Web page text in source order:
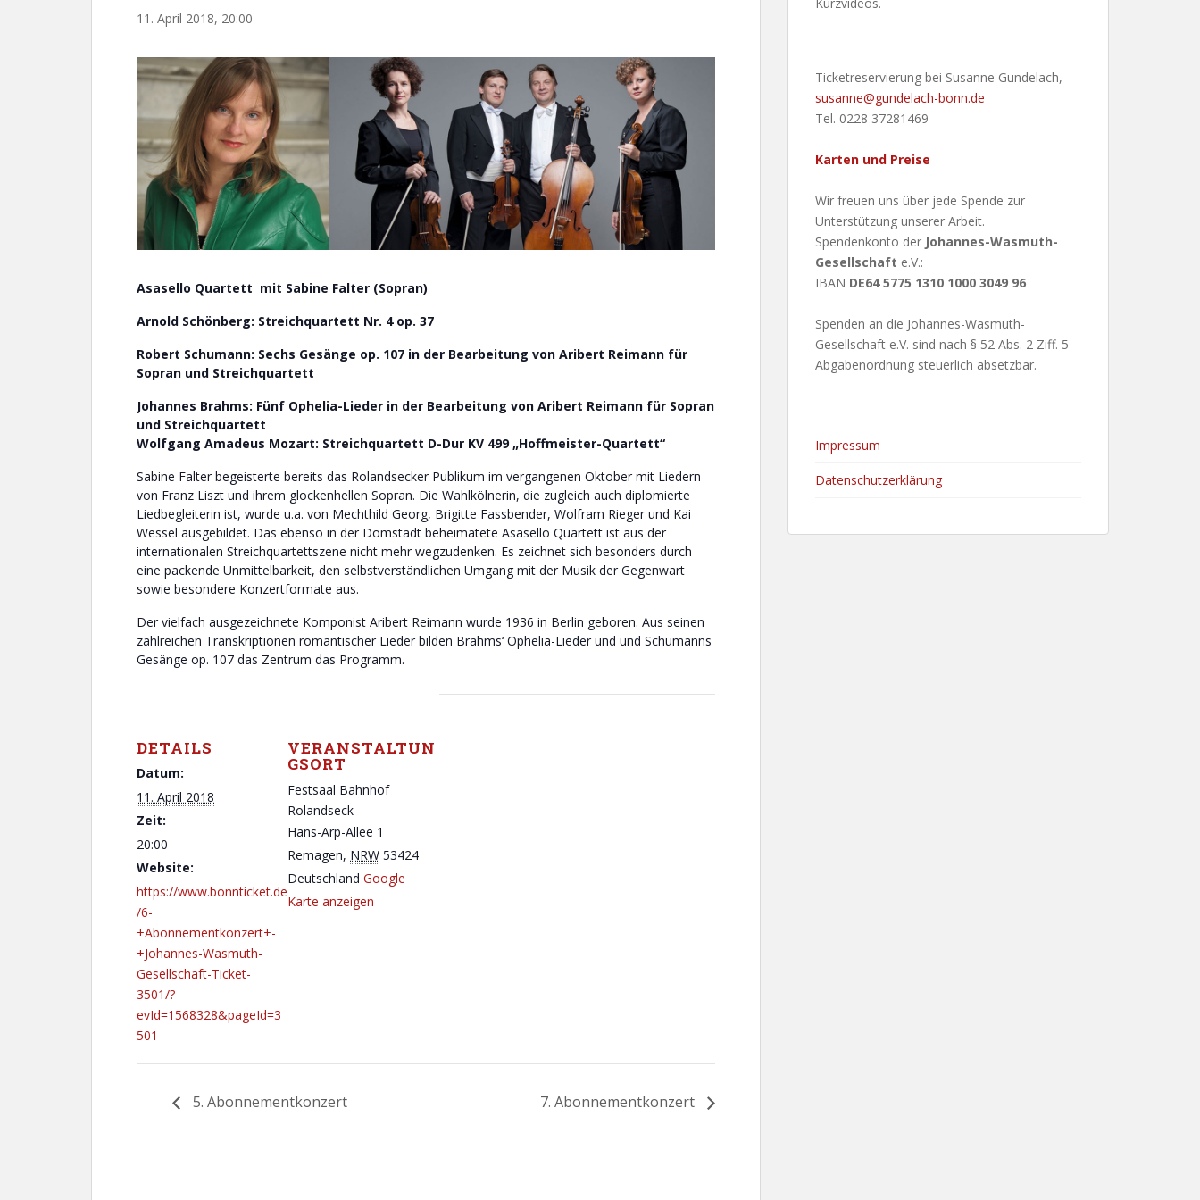
11. April 2018, 20:00
Asasello Quartett mit Sabine Falter (Sopran)
Arnold Schönberg: Streichquartett Nr. 4 op. 37
Robert Schumann: Sechs Gesänge op. 107 in der Bearbeitung von Aribert Reimann für
Sopran und Streichquartett
Johannes Brahms: Fünf Ophelia-Lieder in der Bearbeitung von Aribert Reimann für Sopran
und Streichquartett
Wolfgang Amadeus Mozart: Streichquartett D-Dur KV 499 „Hoffmeister-Quartett“
Sabine Falter begeisterte bereits das Rolandsecker Publikum im vergangenen Oktober mit Liedern
von Franz Liszt und ihrem glockenhellen Sopran. Die Wahlkölnerin, die zugleich auch diplomierte
Liedbegleiterin ist, wurde u.a. von Mechthild Georg, Brigitte Fassbender, Wolfram Rieger und Kai
Wessel ausgebildet. Das ebenso in der Domstadt beheimatete Asasello Quartett ist aus der
internationalen Streichquartettszene nicht mehr wegzudenken. Es zeichnet sich besonders durch
eine packende Unmittelbarkeit, den selbstverständlichen Umgang mit der Musik der Gegenwart
sowie besondere Konzertformate aus.
Der vielfach ausgezeichnete Komponist Aribert Reimann wurde 1936 in Berlin geboren. Aus seinen
zahlreichen Transkriptionen romantischer Lieder bilden Brahms‘ Ophelia-Lieder und und Schumanns
Gesänge op. 107 das Zentrum das Programm.
DETAILS
Datum:
11. April 2018
Zeit:
20:00
Website:
https://www.bonnticket.de
/6-
+Abonnementkonzert+-
+Johannes-Wasmuth-
Gesellschaft-Ticket-
3501/?
evId=1568328&pageId=3
501
VERANSTALTUN
GSORT
Festsaal Bahnhof
Rolandseck
Hans-Arp-Allee 1
Remagen, NRW 53424
Deutschland Google
Karte anzeigen
5. Abonnementkonzert 7. Abonnementkonzert
Ticketreservierung bei Susanne Gundelach,
susanne@gundelach-bonn.de
Tel. 0228 37281469
Karten und Preise
Wir freuen uns über jede Spende zur
Unterstützung unserer Arbeit.
Spendenkonto der Johannes-Wasmuth-
Gesellschaft e.V.:
IBAN DE64 5775 1310 1000 3049 96
Spenden an die Johannes-Wasmuth-
Gesellschaft e.V. sind nach § 52 Abs. 2 Ziff. 5
Abgabenordnung steuerlich absetzbar.
Impressum
Datenschutzerklärung